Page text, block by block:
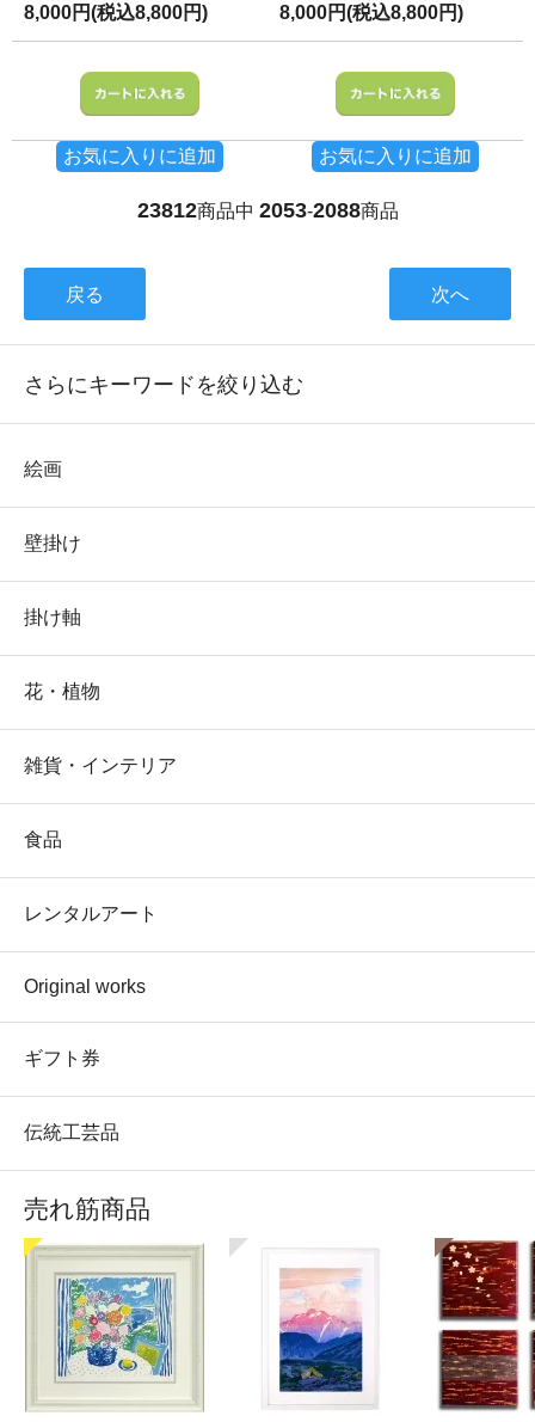
8,000円(税込8,800円)
お気に入りに追加
8,000円(税込8,800円)
お気に入りに追加
23812商品中 2053-2088商品
戻る 次へ
さらにキーワードを絞り込む
絵画
壁掛け
掛け軸
花・植物
雑貨・インテリア
食品
レンタルアート
Original works
ギフト券
伝統工芸品
売れ筋商品